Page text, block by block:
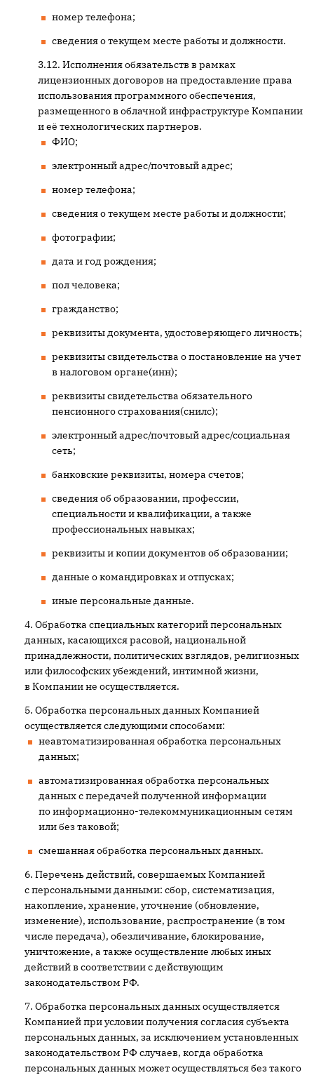
номер телефона;
сведения о текущем месте работы и должности.
Исполнения обязательств в рамках
лицензионных договоров на предоставление права
использования программного обеспечения,
размещенного в облачной инфраструктуре Компании
и её технологических партнеров.
ФИО;
электронный адрес/почтовый адрес;
номер телефона;
сведения о текущем месте работы и должности;
фотографии;
дата и год рождения;
пол человека;
гражданство;
реквизиты документа, удостоверяющего личность;
реквизиты свидетельства о постановление на учет
в налоговом органе(инн);
реквизиты свидетельства обязательного
пенсионного страхования(снилс);
электронный адрес/почтовый адрес/социальная
сеть;
банковские реквизиты, номера счетов;
сведения об образовании, профессии,
специальности и квалификации, а также
профессиональных навыках;
реквизиты и копии документов об образовании;
данные о командировках и отпусках;
иные персональные данные.
Обработка специальных категорий персональных
данных, касающихся расовой, национальной
принадлежности, политических взглядов, религиозных
или философских убеждений, интимной жизни,
в Компании не осуществляется.
Обработка персональных данных Компанией
осуществляется следующими способами:
неавтоматизированная обработка персональных
данных;
автоматизированная обработка персональных
данных с передачей полученной информации
по информационно-телекоммуникационным сетям
или без таковой;
смешанная обработка персональных данных.
Перечень действий, совершаемых Компанией
с персональными данными: сбор, систематизация,
накопление, хранение, уточнение (обновление,
изменение), использование, распространение (в том
числе передача), обезличивание, блокирование,
уничтожение, а также осуществление любых иных
действий в соответствии с действующим
законодательством РФ.
Обработка персональных данных осуществляется
Компанией при условии получения согласия субъекта
персональных данных, за исключением установленных
законодательством РФ случаев, когда обработка
персональных данных может осуществляться без такого